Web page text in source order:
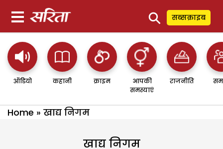
⚲ सब्सक्राइब
ऑडियो कहानी क्राइम
आपकी
समस्याएं
राजनीति
Home » खाद्य निगम
खाद्य निगम